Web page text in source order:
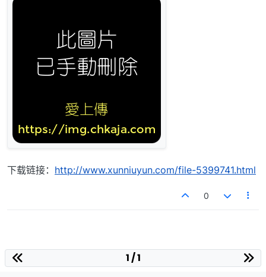
下载链接： http://www.xunniuyun.com/file-5399741.html
0
1 / 1